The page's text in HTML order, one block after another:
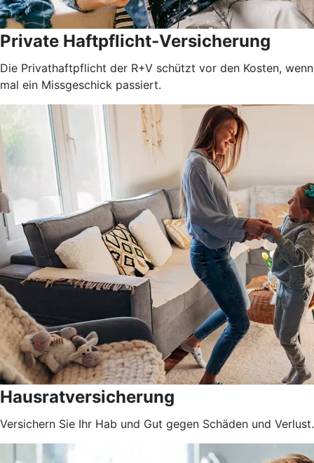
Private Haftpflicht-Versicherung
Die Privathaftpflicht der R+V schützt vor den Kosten, wenn
mal ein Missgeschick passiert.
Hausratversicherung
Versichern Sie Ihr Hab und Gut gegen Schäden und Verlust.